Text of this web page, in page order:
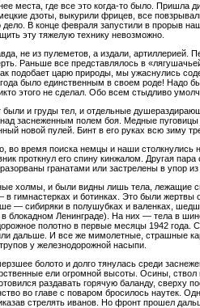
места, где все это когда-то было. Пришла
дзоты, выкурили фрицев, все
В конце февраля запустили в прорыв
эту тяжелую технику невозможно.
не из пулеметов, а издали, артиллерией.
Раньше все представлялось в
подобает царю природы, мы ужаснулись
было единственным в своем роде! Надо
этого не сделал. Обо всем стыдливо
были и груды тел, и отдельные
заснеженным полем боя. Медные
новой пулей. Бинт в его руках всю зиму
во время поиска немцы и наши столкнулись
проткнул его спину кинжалом. Другая
гранатами или застрелены в упор из
холмы, и были видны лишь тела, лежащие
гимнастерках и ботинках. Это были жертвы
— сибиряки в полушубках и валенках,
блокадном Ленинграде). На них — тела в
полотно в первые месяцы 1942
дальше. И все же мимолетные, страшные
у железнодорожной насыпи.
болото и долго тянулась среди
ели огромной высоты. Осины,
раздавать горячую баланду, сверху
во главе с поваром бросилось наутек.
стрелять иванов. Но фронт прошел